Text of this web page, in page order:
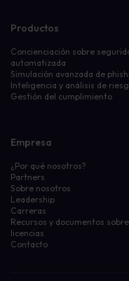
Productos
Concienciación sobre
automatizada
Simulación avanzada de
Inteligencia y análisis de
Gestión del cumplimiento
Empresa
¿Por qué nosotros?
Partners
Sobre nosotros
Leadership
Carreras
Recursos y documentos sobre
licencias
Contacto